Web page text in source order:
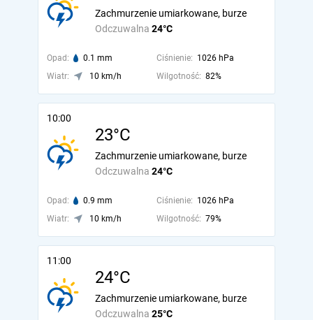
Odczuwalna 24°C
Zachmurzenie umiarkowane, burze
Opad: 0.1 mm Ciśnienie: 1026 hPa
Wiatr:
10 km/h Wilgotność: 82%
10:00
23°C
Odczuwalna 24°C
Zachmurzenie umiarkowane, burze
Opad: 0.9 mm Ciśnienie: 1026 hPa
Wiatr:
10 km/h Wilgotność: 79%
11:00
24°C
Odczuwalna 25°C
Zachmurzenie umiarkowane, burze